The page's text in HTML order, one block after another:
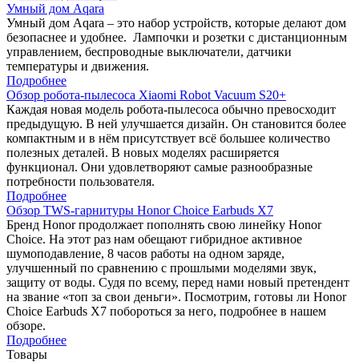
Умный дом Aqara
Умный дом Aqara – это набор устройств, которые делают дом
безопаснее и удобнее. Лампочки и розетки с дистанционным
управлением, беспроводные выключатели, датчики
температуры и движения.
Подробнее
Обзор робота-пылесоса Xiaomi Robot Vacuum S20+
Каждая новая модель робота-пылесоса обычно превосходит
предыдущую. В ней улучшается дизайн. Он становится более
компактным и в нём присутствует всё большее количество
полезных деталей. В новых моделях расширяется
функционал. Они удовлетворяют самые разнообразные
потребности пользователя.
Подробнее
Обзор TWS-гарнитуры Honor Choice Earbuds X7
Бренд Honor продолжает пополнять свою линейку Honor
Choice. На этот раз нам обещают гибридное активное
шумоподавление, 8 часов работы на одном заряде,
улучшенный по сравнению с прошлыми моделями звук,
защиту от воды. Судя по всему, перед нами новый претендент
на звание «топ за свои деньги». Посмотрим, готовы ли Honor
Choice Earbuds X7 побороться за него, подробнее в нашем
обзоре.
Подробнее
Товары